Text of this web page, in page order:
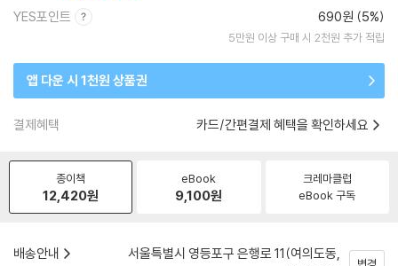
YES포인트 690원 (5%)
5만원 이상 구매 시 2천원 추가 적립
앱 다운 시 1천원 상품권
결제혜택 카드/간편결제 혜택을 확인하세요
종이책
12,420원
eBook
9,100원
크레마클럽
eBook 구독
배송안내
서울특별시 영등포구 은행로 11(여의도동,